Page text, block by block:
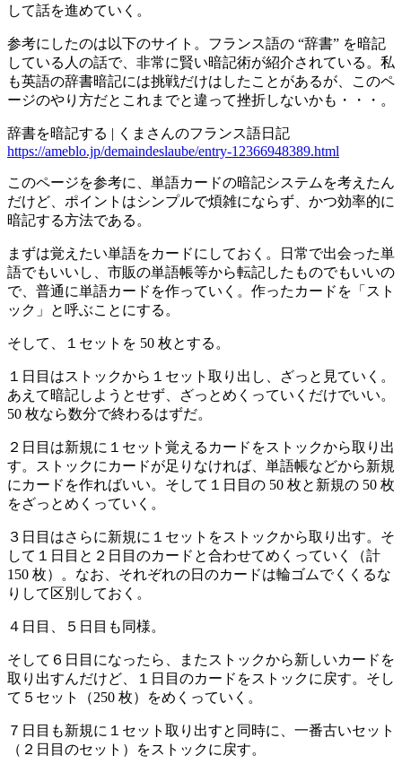
して話を進めていく。
参考にしたのは以下のサイト。フランス語の “辞書” を暗記
している人の話で、非常に賢い暗記術が紹介されている。私
も英語の辞書暗記には挑戦だけはしたことがあるが、このペ
ージのやり方だとこれまでと違って挫折しないかも・・・。
辞書を暗記する | くまさんのフランス語日記
https://ameblo.jp/demaindeslaube/entry-12366948389.html
このページを参考に、単語カードの暗記システムを考えたん
だけど、ポイントはシンプルで煩雑にならず、かつ効率的に
暗記する方法である。
まずは覚えたい単語をカードにしておく。日常で出会った単
語でもいいし、市販の単語帳等から転記したものでもいいの
で、普通に単語カードを作っていく。作ったカードを「スト
ック」と呼ぶことにする。
そして、１セットを 50 枚とする。
１日目はストックから１セット取り出し、ざっと見ていく。
あえて暗記しようとせず、ざっとめくっていくだけでいい。
50 枚なら数分で終わるはずだ。
２日目は新規に１セット覚えるカードをストックから取り出
す。ストックにカードが足りなければ、単語帳などから新規
にカードを作ればいい。そして１日目の 50 枚と新規の 50 枚
をざっとめくっていく。
３日目はさらに新規に１セットをストックから取り出す。そ
して１日目と２日目のカードと合わせてめくっていく（計
150 枚）。なお、それぞれの日のカードは輪ゴムでくくるな
りして区別しておく。
４日目、５日目も同様。
そして６日目になったら、またストックから新しいカードを
取り出すんだけど、１日目のカードをストックに戻す。そし
て５セット（250 枚）をめくっていく。
７日目も新規に１セット取り出すと同時に、一番古いセット
（２日目のセット）をストックに戻す。